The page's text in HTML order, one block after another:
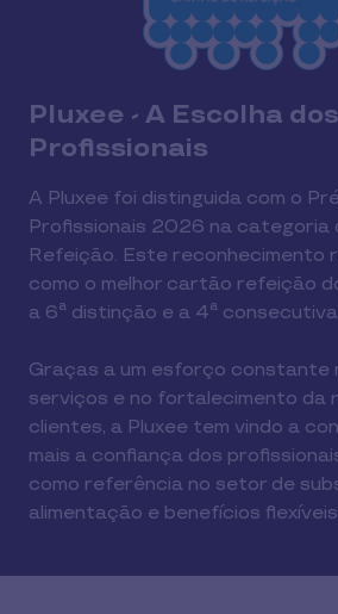
Pluxee - A Escolha dos
Profissionais
A Pluxee foi distinguida com o
Profissionais 2026 na categoria
Refeição. Este reconhecimento
como o melhor cartão refeição
a 6ª distinção e a 4ª
Graças a um esforço constante
serviços e no fortalecimento da
clientes, a Pluxee tem vindo a
mais a confiança dos
como referência no setor de
alimentação e benefícios